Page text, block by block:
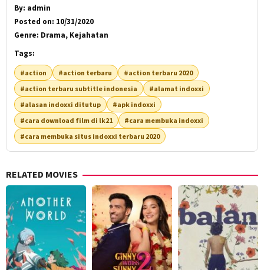
By: admin
Posted on: 10/31/2020
Genre: Drama, Kejahatan
Tags:
#action #action terbaru
#action terbaru 2020
#action terbaru subtitle indonesia
#alamat indoxxi
#alasan indoxxi ditutup
#apk indoxxi
#cara download film di lk21
#cara membuka indoxxi
#cara membuka situs indoxxi terbaru 2020
RELATED MOVIES